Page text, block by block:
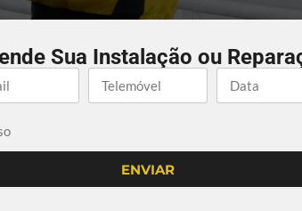
Sua Instalação ou
ENVIAR